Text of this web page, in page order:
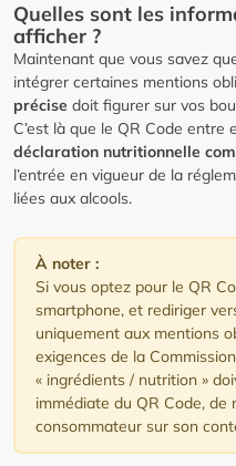
Quelles sont les
afficher ?
Maintenant que vous savez
intégrer certaines mentions
précise doit figurer sur vos
C’est là que le QR Code entre
déclaration nutritionnelle
l’entrée en vigueur de la
liées aux alcools.
À noter :
Si vous optez pour le QR
smartphone, et rediriger
uniquement aux mentions
exigences de la
« ingrédients / nutrition »
immédiate du QR Code, de
consommateur sur son